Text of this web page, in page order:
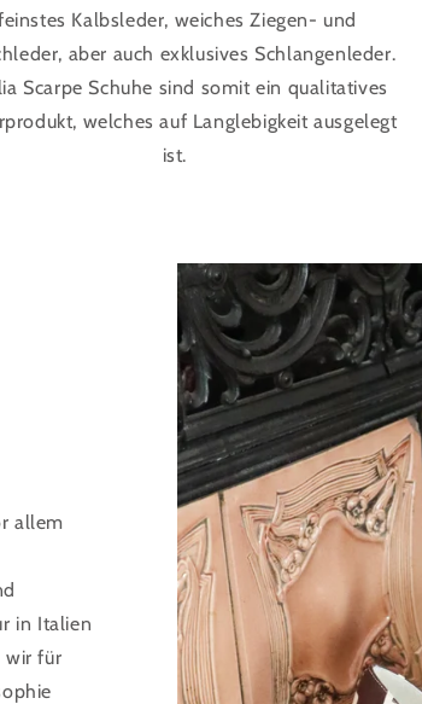
Kalbsleder, weiches Ziegen- und
aber auch exklusives Schlangenleder.
Scarpe Schuhe sind somit ein qualitatives
welches auf Langlebigkeit ausgelegt
ist.
allem
in Italien
wir für